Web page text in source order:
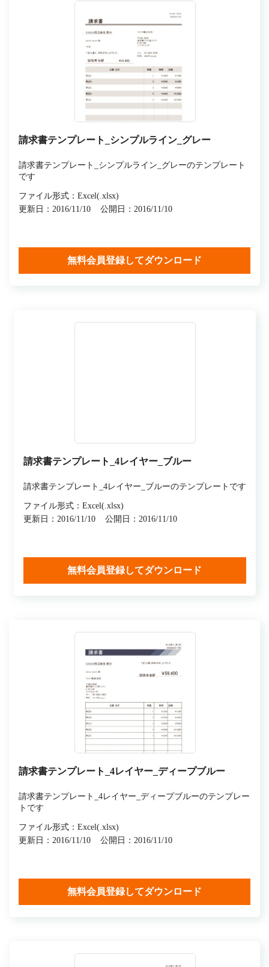
請求書テンプレート_シンプルライン_グレー
請求書テンプレート_シンプルライン_グレーのテンプレート
です
ファイル形式：Excel(.xlsx)
更新日：2016/11/10
公開日：2016/11/10
無料会員登録してダウンロード
請求書テンプレート_4レイヤー_ブルー
請求書テンプレート_4レイヤー_ブルーのテンプレートです
ファイル形式：Excel(.xlsx)
更新日：2016/11/10
公開日：2016/11/10
無料会員登録してダウンロード
請求書テンプレート_4レイヤー_ディープブルー
請求書テンプレート_4レイヤー_ディープブルーのテンプレー
トです
ファイル形式：Excel(.xlsx)
更新日：2016/11/10
公開日：2016/11/10
無料会員登録してダウンロード